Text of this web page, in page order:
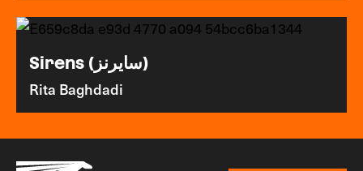
Sirens (سايرنز)
Rita Baghdadi